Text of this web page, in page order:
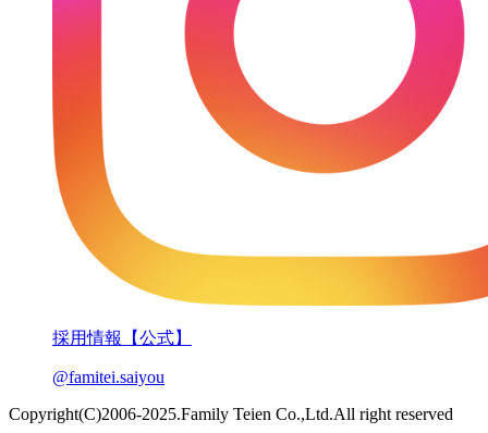
採用情報【公式】
@famitei.saiyou
Copyright(C)2006-2025.Family Teien Co.,Ltd.All right reserved